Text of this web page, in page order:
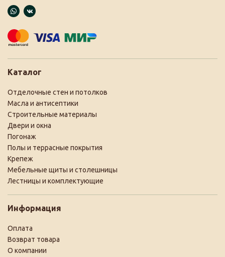
Каталог
Отделочные стен и потолков
Масла и антисептики
Строительные материалы
Двери и окна
Погонаж
Полы и террасные покрытия
Крепеж
Мебельные щиты и столешницы
Лестницы и комплектующие
Информация
Оплата
Возврат товара
О компании